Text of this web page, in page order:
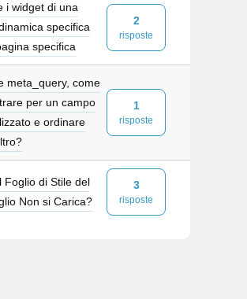
i widget di una
specifica
specifica
2
risposte
meta_query, come
per un campo
e ordinare
1
risposte
Foglio di Stile del
Non si Carica?
3
risposte